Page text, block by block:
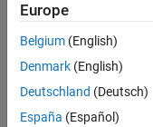
correspondant
à vos
critères
de
recherche.
Vous
Europe
Belgium (English)
Denmark (English)
Deutschland (Deutsch)
España (Español)